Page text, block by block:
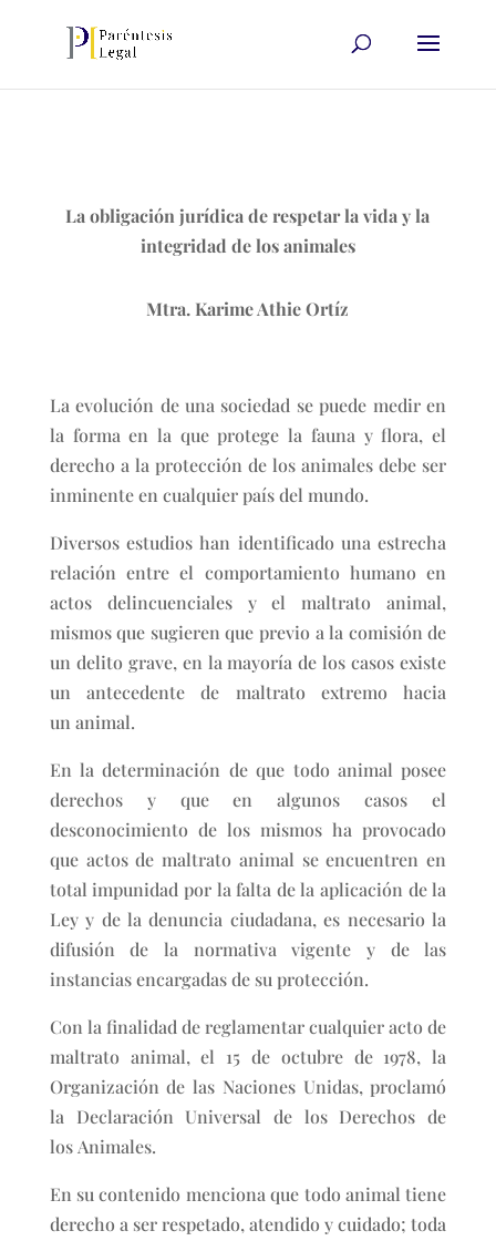
La obligación jurídica de respetar la vida y la
integridad de los animales
Mtra. Karime Athie Ortíz
La evolución de una sociedad se puede medir en
la forma en la que protege la fauna y flora, el
derecho a la protección de los animales debe ser
inminente en cualquier país del mundo.
Diversos estudios han identificado una estrecha
relación entre el comportamiento humano en
actos delincuenciales y el maltrato animal,
mismos que sugieren que previo a la comisión de
un delito grave, en la mayoría de los casos existe
un antecedente de maltrato extremo hacia
un animal.
En la determinación de que todo animal posee
derechos y que en algunos casos el
desconocimiento de los mismos ha provocado
que actos de maltrato animal se encuentren en
total impunidad por la falta de la aplicación de la
Ley y de la denuncia ciudadana, es necesario la
difusión de la normativa vigente y de las
instancias encargadas de su protección.
Con la finalidad de reglamentar cualquier acto de
maltrato animal, el 15 de octubre de 1978, la
Organización de las Naciones Unidas, proclamó
la Declaración Universal de los Derechos de
los Animales.
En su contenido menciona que todo animal tiene
derecho a ser respetado, atendido y cuidado; toda